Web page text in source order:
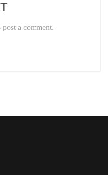
post a comment.